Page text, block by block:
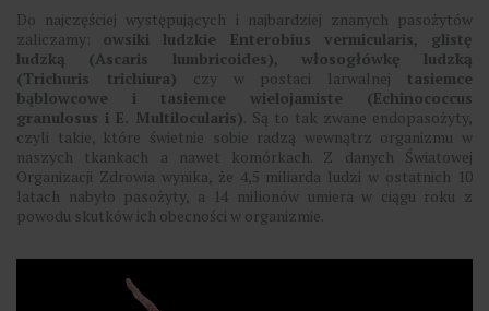
Do najczęściej występujących i najbardziej znanych pasożytów
zaliczamy: owsiki ludzkie Enterobius vermicularis, glistę
ludzką (Ascaris lumbricoides), włosogłówkę ludzką
(Trichuris trichiura) czy w postaci larwalnej tasiemce
bąblowcowe i tasiemce wielojamiste (Echinococcus
granulosus i E. Multilocularis). Są to tak zwane endopasożyty,
czyli takie, które świetnie sobie radzą wewnątrz organizmu w
naszych tkankach a nawet komórkach. Z danych Światowej
Organizacji Zdrowia wynika, że 4,5 miliarda ludzi w ostatnich 10
latach nabyło pasożyty, a 14 milionów umiera w ciągu roku z
powodu skutków ich obecności w organizmie.